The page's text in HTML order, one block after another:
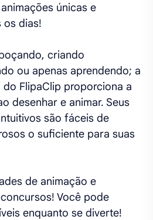
únicas e
os dias!
criando
ou apenas aprendendo; a
FlipaClip proporciona a
desenhar e animar. Seus
são fáceis de
o suficiente para suas
de animação e
Você pode
enquanto se diverte!